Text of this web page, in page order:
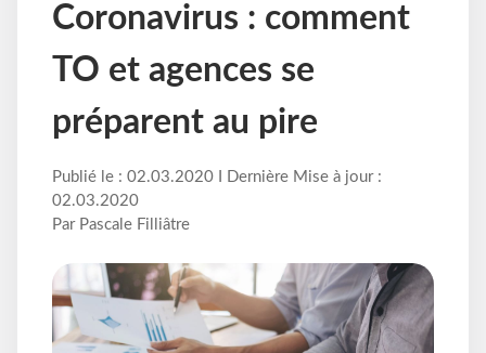
Coronavirus : comment
TO et agences se
préparent au pire
Publié le : 02.03.2020 I Dernière Mise à jour :
02.03.2020
Par Pascale Filliâtre